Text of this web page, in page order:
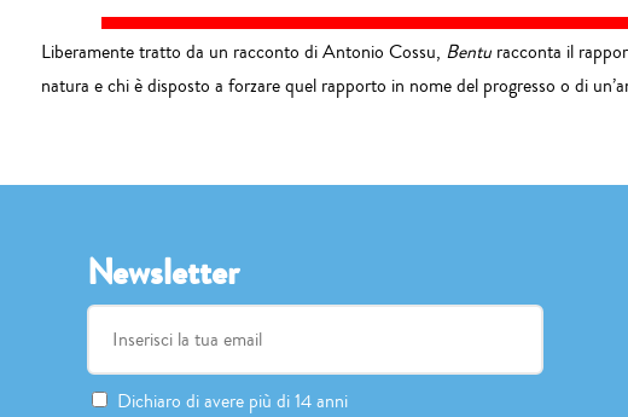
Liberamente tratto da un racconto di Antonio Cossu, Benturacconta il
natura e chi è disposto a forzare quel rapporto in nome del progresso o di
Newsletter
Dichiaro di avere più di 14 anni